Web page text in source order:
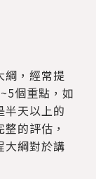
綱，經常提
個重點，如
半天以上的
的評估，
大綱對於講